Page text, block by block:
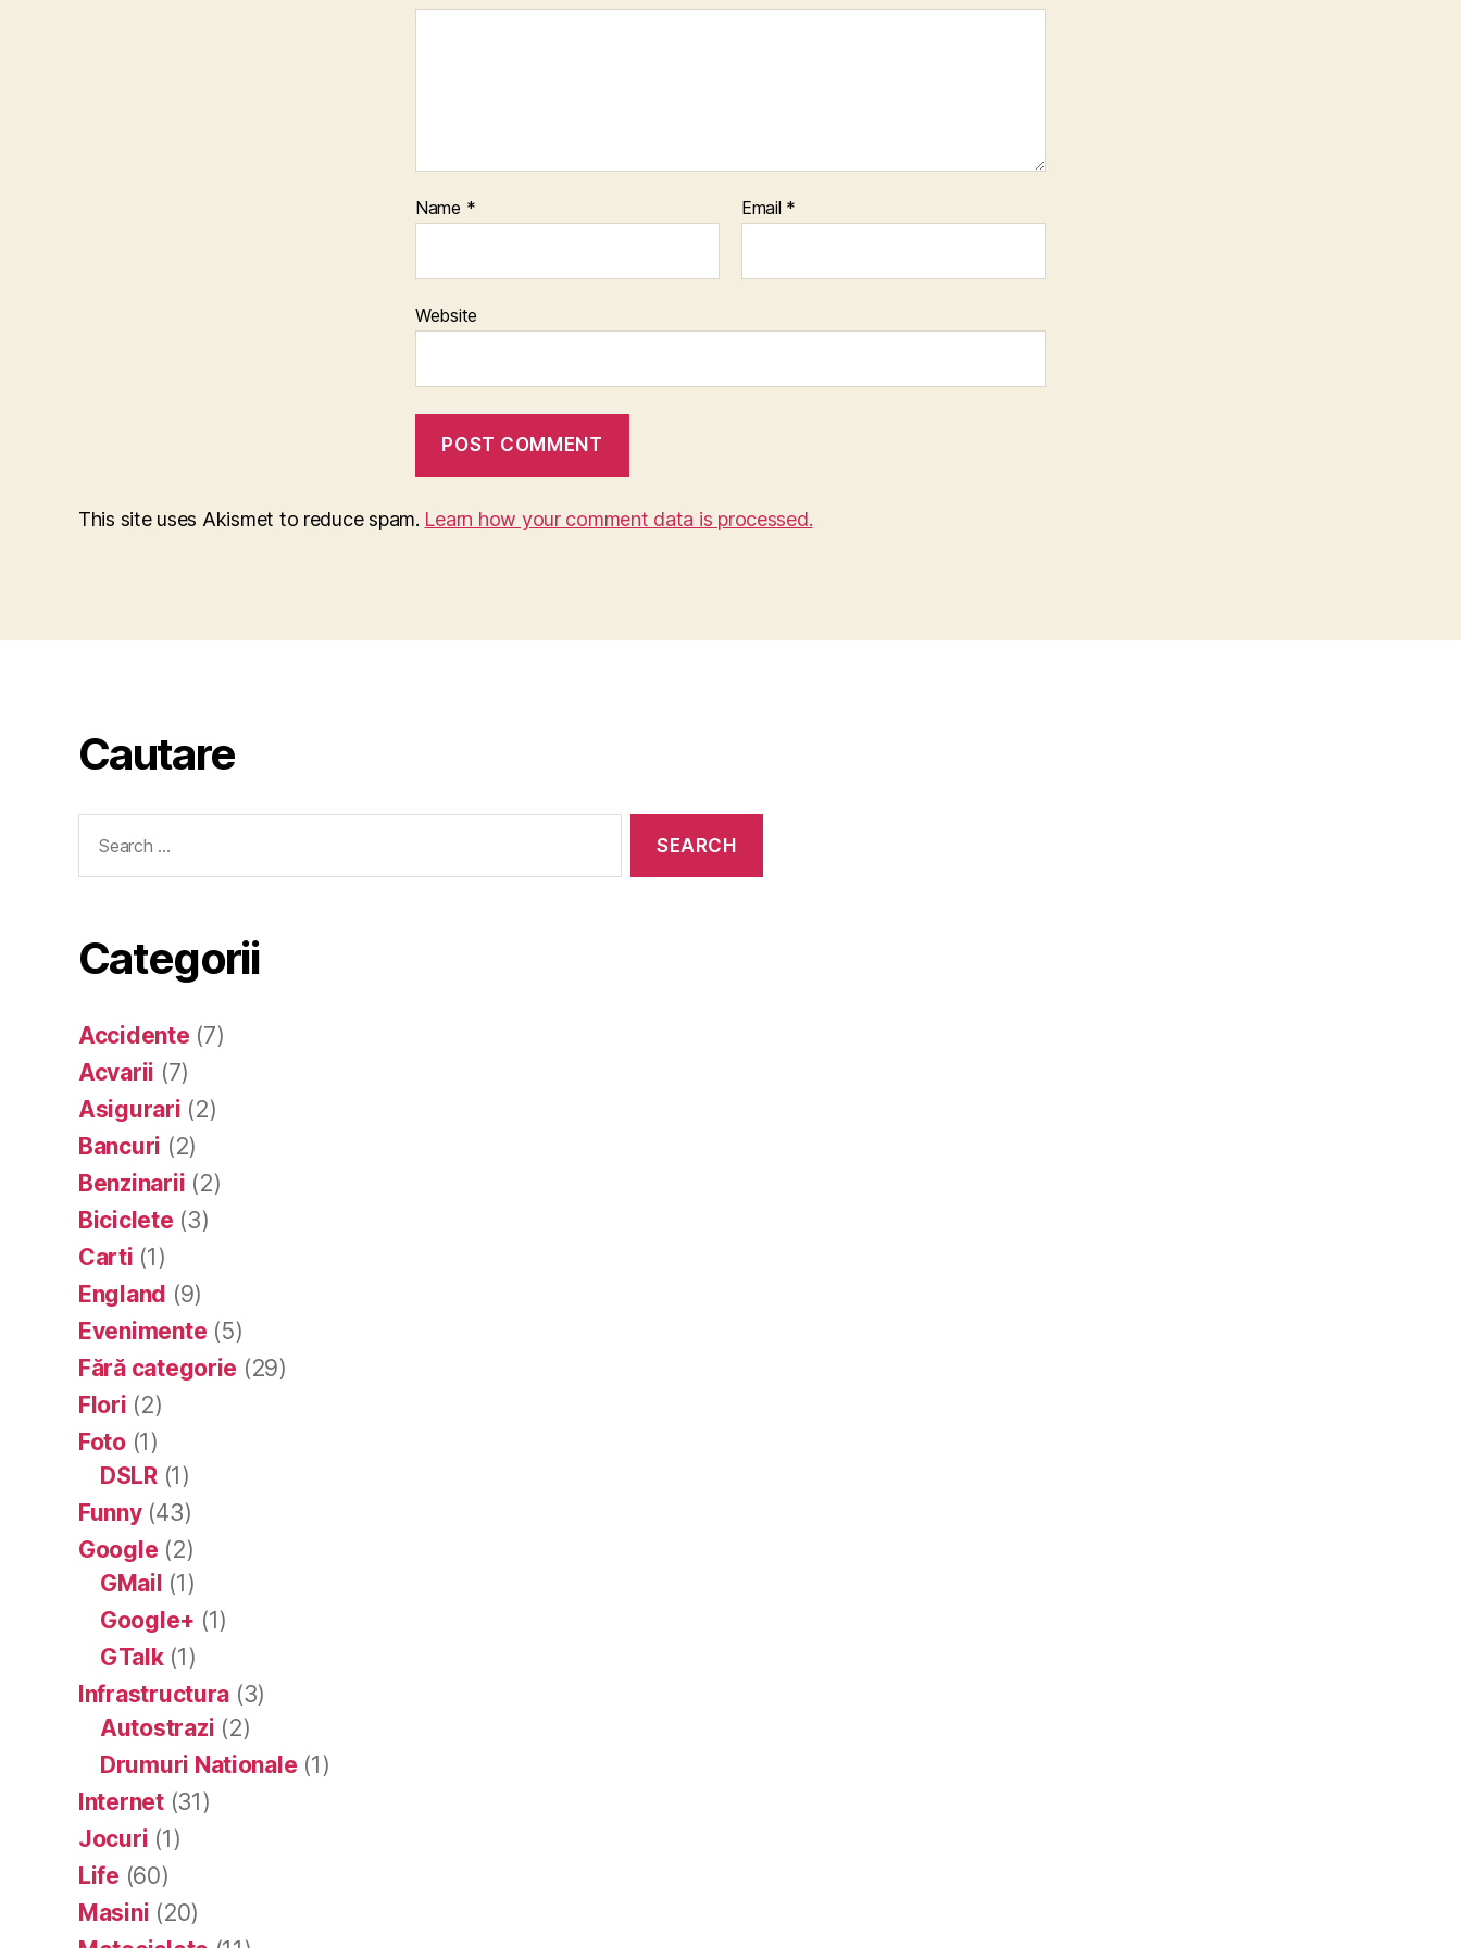
Name * Email *
Website
This site uses Akismet to reduce spam. Learn how your comment data is processed.
Cautare
for:
Categorii
Accidente (7)
Acvarii (7)
Asigurari (2)
Bancuri (2)
Benzinarii (2)
Biciclete (3)
Carti (1)
England (9)
Evenimente (5)
Fără categorie (29)
Flori (2)
Foto(1)
DSLR(1)
Funny(43)
Google (2)
GMail (1)
Google+ (1)
GTalk(1)
Infrastructura (3)
Autostrazi (2)
Drumuri Nationale (1)
Internet(31)
Jocuri (1)
Life (60)
Masini (20)